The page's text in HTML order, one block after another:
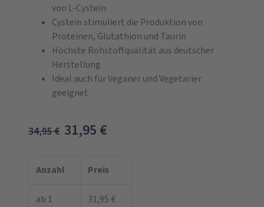
von L-Cystein
Cystein stimuliert die Produktion von
Proteinen, Glutathion und Taurin
Höchste Rohstoffqualität aus deutscher
Herstellung
Ideal auch für Veganer und Vegetarier
geeignet
34,95€ 31,95 €
Anzahl Preis
ab 1 31,95 €